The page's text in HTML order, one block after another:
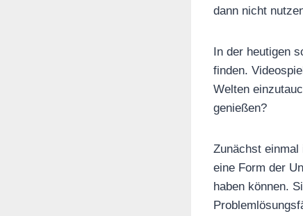
dann nicht
In der heutigen
finden.
Welten
genießen?
Zunächst
eine Form der
haben können.